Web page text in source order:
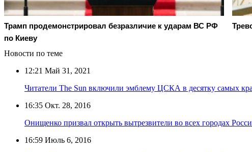
Трамп продемонстрировал безразличие к ударам ВС РФ
по Киеву
Новости по теме
12:21 Май 31, 2021
Читатели The Sun включили эмблему ЦСКА в десятку самых
16:35 Окт. 28, 2016
Онищенко призвал открыть вытрезвители во всех городах
16:59 Июль 6, 2016